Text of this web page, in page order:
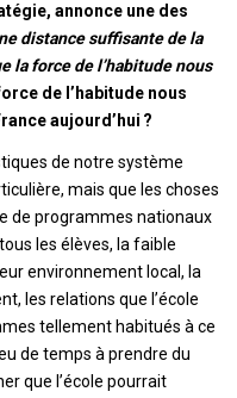
annonce une des
distance suffisante de la
la force de l’habitude nous
de l’habitude nous
aujourd’hui ?
de notre système
mais que les choses
de programmes nationaux
les élèves, la faible
environnement local, la
les relations que l’école
tellement habitués à ce
de temps à prendre du
que l’école pourrait